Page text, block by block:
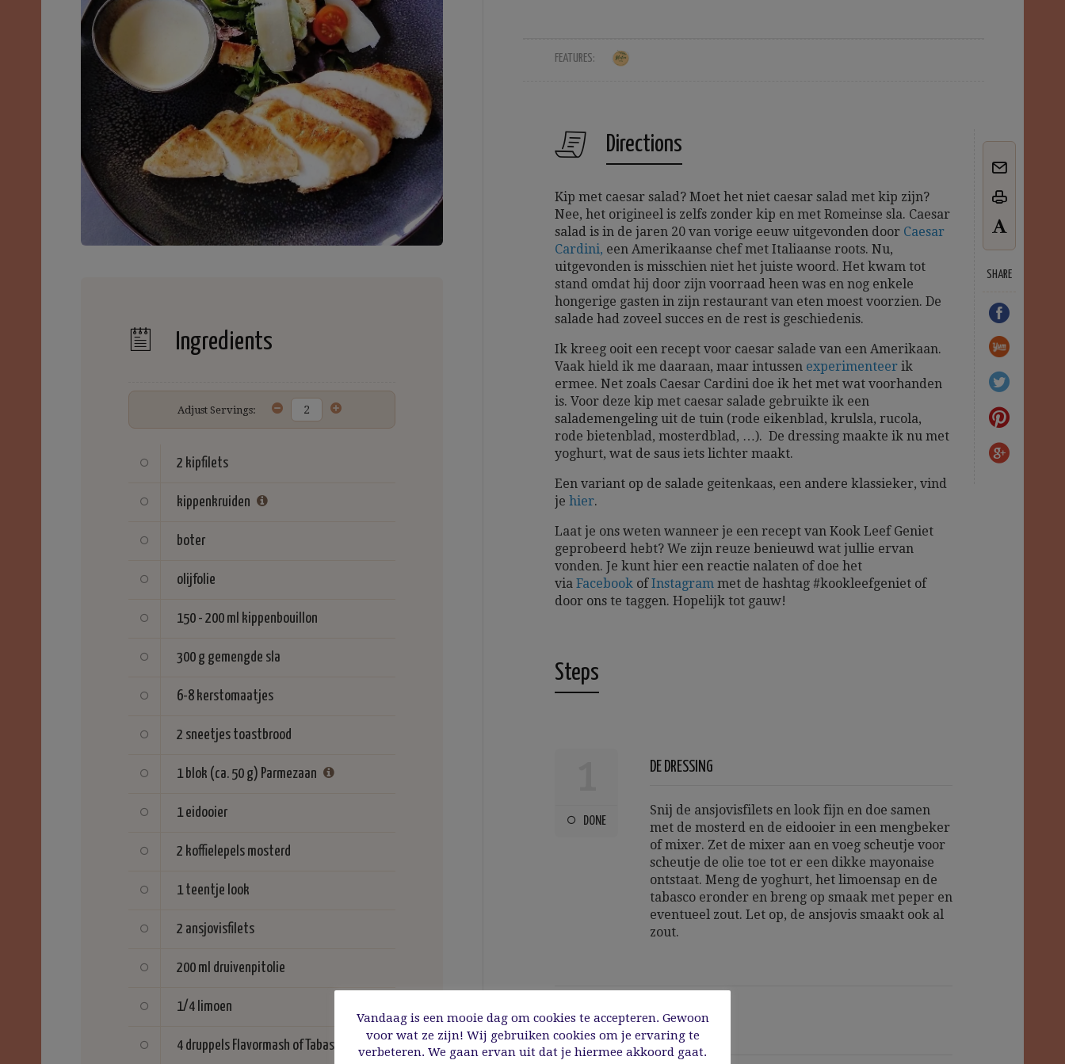
Ingredients
Adjust Servings:
2 kipfilets
kippenkruiden
boter
olijfolie
150 - 200 ml kippenbouillon
300 g gemengde sla
6-8 kerstomaatjes
2 sneetjes toastbrood
1 blok (ca. 50 g) Parmezaan
1 eidooier
2 koffielepels mosterd
1 teentje look
2 ansjovisfilets
200 ml druivenpitolie
1/4 limoen
4 druppels Flavormash of Tabasco
FEATURES:
Directions
SHARE
Kip met caesar salad? Moet het niet caesar salad met kip zijn?
Nee, het origineel is zelfs zonder kip en met Romeinse sla. Caesar
salad is in de jaren 20 van vorige eeuw uitgevonden door Caesar
Cardini, een Amerikaanse chef met Italiaanse roots. Nu,
uitgevonden is misschien niet het juiste woord. Het kwam tot
stand omdat hij door zijn voorraad heen was en nog enkele
hongerige gasten in zijn restaurant van eten moest voorzien. De
salade had zoveel succes en de rest is geschiedenis.
Ik kreeg ooit een recept voor caesar salade van een Amerikaan.
Vaak hield ik me daaraan, maar intussen experimenteer ik
ermee. Net zoals Caesar Cardini doe ik het met wat voorhanden
is. Voor deze kip met caesar salade gebruikte ik een
salademengeling uit de tuin (rode eikenblad, krulsla, rucola,
rode bietenblad, mosterdblad, …). De dressing maakte ik nu met
yoghurt, wat de saus iets lichter maakt.
Een variant op de salade geitenkaas, een andere klassieker, vind
je hier.
Laat je ons weten wanneer je een recept van Kook Leef Geniet
geprobeerd hebt? We zijn reuze benieuwd wat jullie ervan
vonden. Je kunt hier een reactie nalaten of doe het
via Facebook ofInstagram met de hashtag #kookleefgeniet of
door ons te taggen. Hopelijk tot gauw!
Steps
DONE
DE DRESSING
Snij de ansjovisfilets en look fijn en doe samen
met de mosterd en de eidooier in een mengbeker
of mixer. Zet de mixer aan en voeg scheutje voor
scheutje de olie toe tot er een dikke mayonaise
ontstaat. Meng de yoghurt, het limoensap en de
tabasco eronder en breng op smaak met peper en
eventueel zout. Let op, de ansjovis smaakt ook al
zout.
2 DE SALADE
Vandaag is een mooie dag om cookies te accepteren. Gewoon
voor wat ze zijn! Wij gebruiken cookies om je ervaring te
verbeteren. We gaan ervan uit dat je hiermee akkoord gaat.